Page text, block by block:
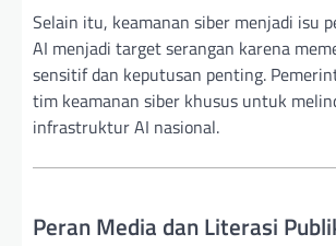
Selain itu, keamanan siber menjadi isu
AI menjadi target serangan karena
sensitif dan keputusan penting.
tim keamanan siber khusus untuk
infrastruktur AI nasional.
Peran Media dan Literasi